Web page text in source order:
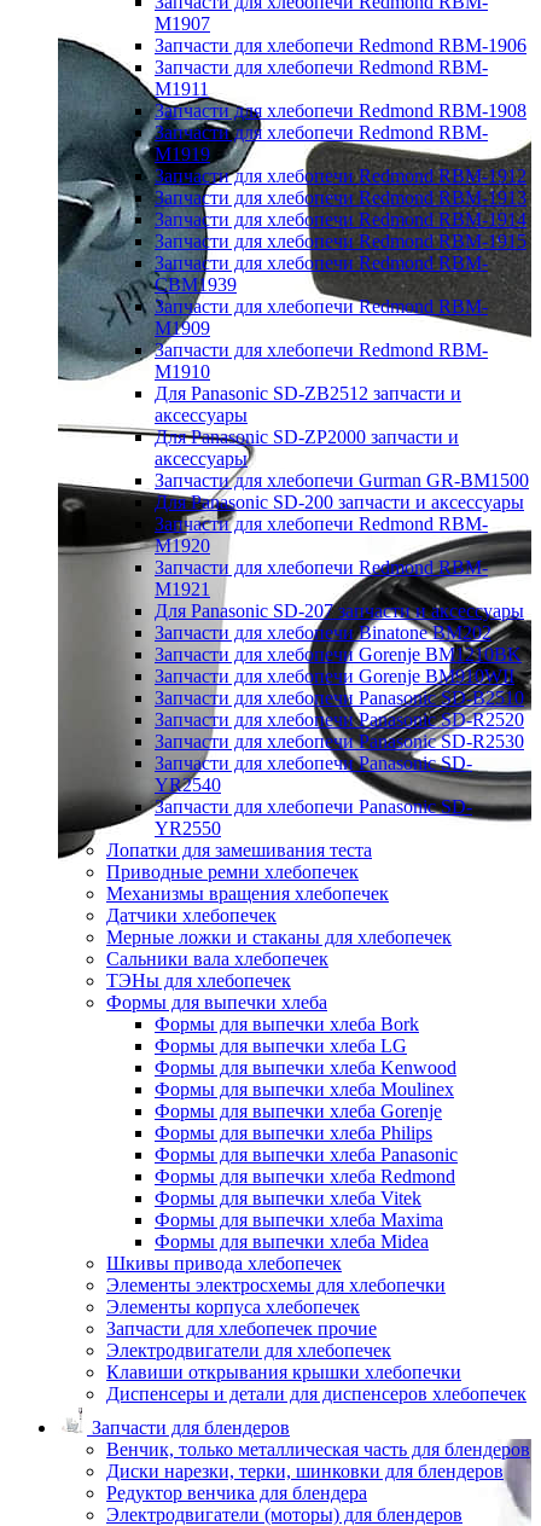
M1907
Запчасти для хлебопечи Redmond RBM-1906
Запчасти для хлебопечи Redmond RBM-
M1911
Запчасти для хлебопечи Redmond RBM-1908
Запчасти для хлебопечи Redmond RBM-
M1919
Запчасти для хлебопечи Redmond RBM-1912
Запчасти для хлебопечи Redmond RBM-1913
Запчасти для хлебопечи Redmond RBM-1914
Запчасти для хлебопечи Redmond RBM-1915
Запчасти для хлебопечи Redmond RBM-
CBM1939
Запчасти для хлебопечи Redmond RBM-
M1909
Запчасти для хлебопечи Redmond RBM-
M1910
Для Panasonic SD-ZB2512 запчасти и
аксессуары
Для Panasonic SD-ZP2000 запчасти и
аксессуары
Запчасти для хлебопечи Gurman GR-BM1500
Для Panasonic SD-200 запчасти и аксессуары
Запчасти для хлебопечи Redmond RBM-
M1920
Запчасти для хлебопечи Redmond RBM-
M1921
Для Panasonic SD-207 запчасти и аксессуары
Запчасти для хлебопечи Binatone BM202
Запчасти для хлебопечи Gorenje BM1210BK
Запчасти для хлебопечи Gorenje BM910WII
Запчасти для хлебопечи Panasonic SD-B2510
Запчасти для хлебопечи Panasonic SD-R2520
Запчасти для хлебопечи Panasonic SD-R2530
Запчасти для хлебопечи Panasonic SD-
YR2540
Запчасти для хлебопечи Panasonic SD-
YR2550
Лопатки для замешивания теста
Приводные ремни хлебопечек
Механизмы вращения хлебопечек
Датчики хлебопечек
Мерные ложки и стаканы для хлебопечек
Сальники вала хлебопечек
ТЭНы для хлебопечек
Формы для выпечки хлеба
Формы для выпечки хлеба Bork
Формы для выпечки хлеба LG
Формы для выпечки хлеба Kenwood
Формы для выпечки хлеба Moulinex
Формы для выпечки хлеба Gorenje
Формы для выпечки хлеба Philips
Формы для выпечки хлеба Panasonic
Формы для выпечки хлеба Redmond
Формы для выпечки хлеба Vitek
Формы для выпечки хлеба Maxima
Формы для выпечки хлеба Midea
Шкивы привода хлебопечек
Элементы электросхемы для хлебопечки
Элементы корпуса хлебопечек
Запчасти для хлебопечек прочие
Электродвигатели для хлебопечек
Клавиши открывания крышки хлебопечки
Диспенсеры и детали для диспенсеров хлебопечек
Запчасти для блендеров
Венчик, только металлическая часть для блендеров
Диски нарезки, терки, шинковки для блендеров
Редуктор венчика для блендера
Электродвигатели (моторы) для блендеров